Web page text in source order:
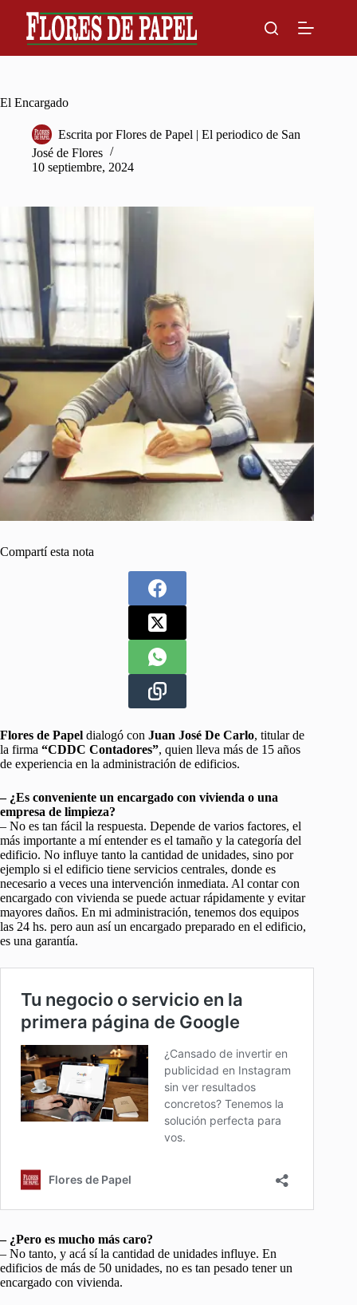
content
El Encargado
Escrita por Flores de Papel | El periodico de San
José de Flores
10 septiembre, 2024
Compartí esta nota
Flores de Papel dialogó con Juan José De Carlo, titular de
la firma “CDDC Contadores”, quien lleva más de 15 años
de experiencia en la administración de edificios.
– ¿Es conveniente un encargado con vivienda o una
empresa de limpieza?
– No es tan fácil la respuesta. Depende de varios factores, el
más importante a mí entender es el tamaño y la categoría del
edificio. No influye tanto la cantidad de unidades, sino por
ejemplo si el edificio tiene servicios centrales, donde es
necesario a veces una intervención inmediata. Al contar con
encargado con vivienda se puede actuar rápidamente y evitar
mayores daños. En mi administración, tenemos dos equipos
las 24 hs. pero aun así un encargado preparado en el edificio,
es una garantía.
– ¿Pero es mucho más caro?
– No tanto, y acá sí la cantidad de unidades influye. En
edificios de más de 50 unidades, no es tan pesado tener un
encargado con vivienda.